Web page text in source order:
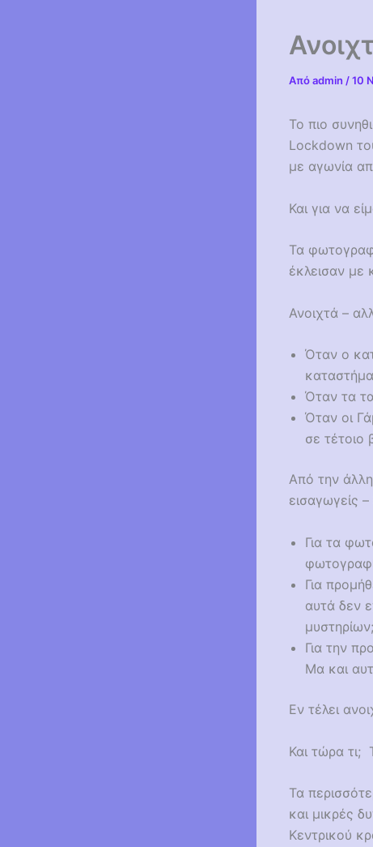
Απόadmin /10
Το πιο
Lockdown
με αγωνία
Και για να
Τα
έκλεισαν με
Ανοιχτά –
Όταν ο
Όταν τα
Όταν οι
σε
Από την άλλη
εισαγωγείς
Για τα
Για
αυτά δεν
μυστηρίων;
Για την
Μα και
Εν τέλει
Και τώρα τι;
Τα
και μικρές
Κεντρικού